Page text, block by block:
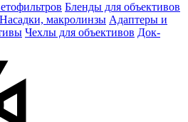
Бленды для объективов
Насадки, макролинзы Адаптеры и
Чехлы для объективов Док-